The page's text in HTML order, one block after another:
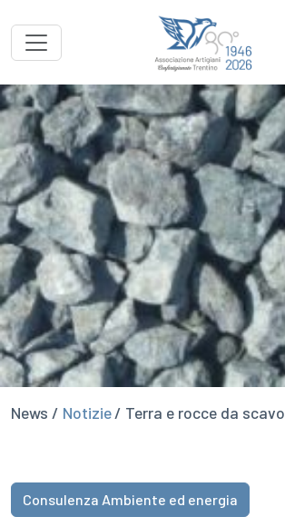
News / Notizie/ Terra e rocce da scavo
Consulenza Ambiente ed energia